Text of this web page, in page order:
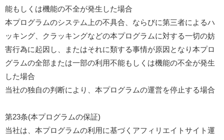
能もしくは機能の不全が発生した場合
本プログラムのシステム上の不具合、ならびに第三者によるハ
ッキング、クラッキングなどの本プログラムに対する一切の妨
害行為に起因し、またはそれに類する事情が原因となり本プロ
グラムの全部または一部の利用不能もしくは機能の不全が発生
した場合
当社の独自の判断により、本プログラムの運営を停止する場合
第23条(本プログラムの保証)
当社は、本プログラムの利用に基づくアフィリエイトサイト運